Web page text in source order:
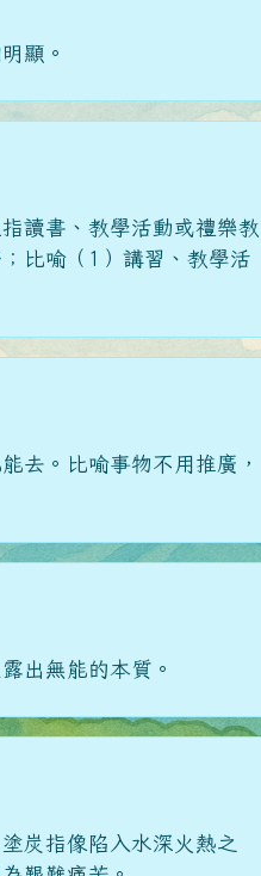
顯。
讀書、教學活動或禮樂教
比喻（1）講習、教學活
去。比喻事物不用推廣，
出無能的本質。
炭指像陷入水深火熱之